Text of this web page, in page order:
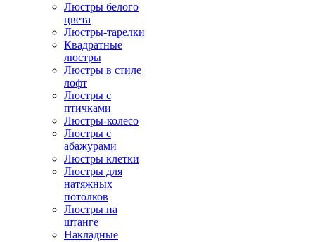
Люстры белого
цвета
Люстры-тарелки
Квадратные
люстры
Люстры в стиле
лофт
Люстры с
птичками
Люстры-колесо
Люстры с
абажурами
Люстры клетки
Люстры для
натяжных
потолков
Люстры на
штанге
Накладные